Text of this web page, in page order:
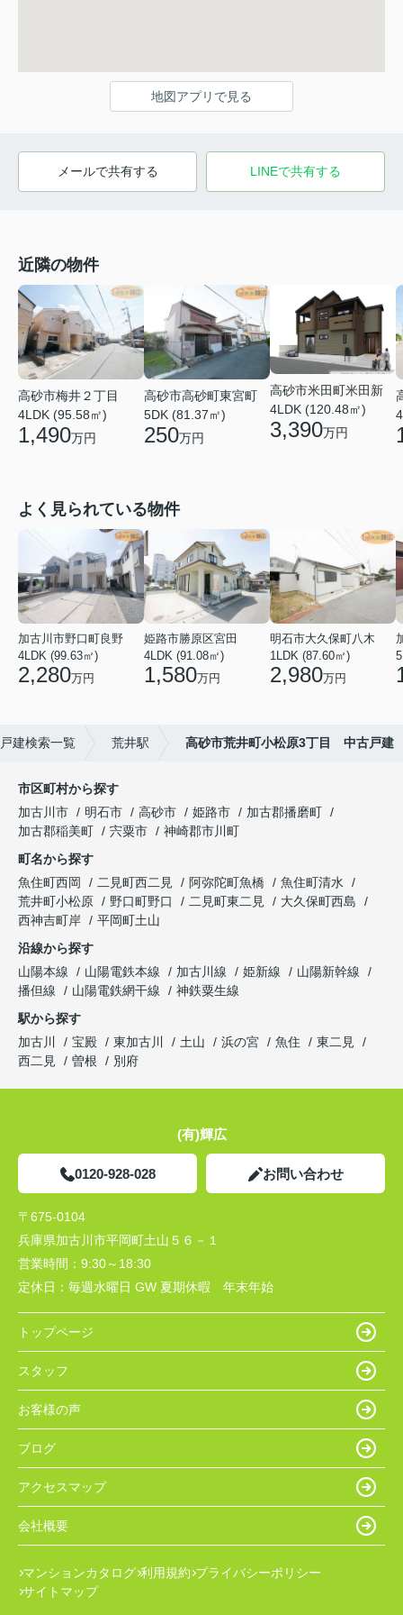
地図アプリで見る
メールで共有する LINEで共有する
近隣の物件
高砂市梅井２丁目
4LDK (95.58㎡)
1,490万円
高砂市高砂町東宮町
5DK (81.37㎡)
250万円
高砂市米田町米田新
4LDK (120.48㎡)
3,390万円
よく見られている物件
加古川市野口町良野
4LDK (99.63㎡)
2,280万円
姫路市勝原区宮田
4LDK (91.08㎡)
1,580万円
明石市大久保町八木
1LDK (87.60㎡)
2,980万円
建検索一覧 荒井駅 高砂市荒井町小松原3丁目 中古戸建
市区町村から探す
加古川市
明石市 高砂市 姫路市
加古郡播磨町
加古郡稲美町
宍粟市
神崎郡市川町
町名から探す
魚住町西岡
二見町西二見 阿弥陀町魚橋
魚住町清水
荒井町小松原
野口町野口 二見町東二見
大久保町西島
西神吉町岸
平岡町土山
沿線から探す
山陽本線
山陽電鉄本線 加古川線 姫新線
山陽新幹線
播但線
山陽電鉄網干線
神鉄粟生線
駅から探す
加古川
宝殿 東加古川 土山 浜の宮 魚住
東二見
西二見
曽根 別府
(有)輝広
0120-928-028 お問い合わせ
〒675-0104
兵庫県加古川市平岡町土山５６－１
営業時間： 9:30～18:30
定休日： 毎週水曜日 GW 夏期休暇 年末年始
トップページ
スタッフ
お客様の声
ブログ
アクセスマップ
会社概要
マンションカタログ 利用規約 プライバシーポリシー
サイトマップ